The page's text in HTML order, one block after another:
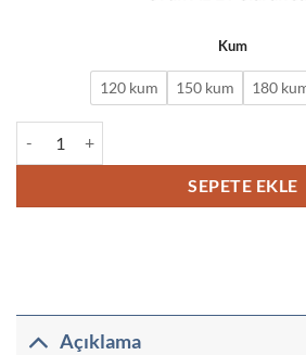
Kum
120 kum 150 kum 180
SEPETE EKLE
Açıklama